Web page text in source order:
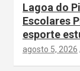
Lagoa do
Escolares
esporte
agosto 5, 2026